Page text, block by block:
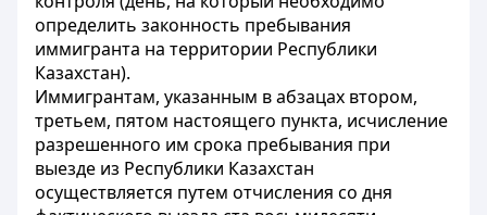
определить законность пребывания
иммигранта на территории Республики
Казахстан).
Иммигрантам, указанным в абзацах втором,
третьем, пятом настоящего пункта, исчисление
разрешенного им срока пребывания при
выезде из Республики Казахстан
осуществляется путем отчисления со дня